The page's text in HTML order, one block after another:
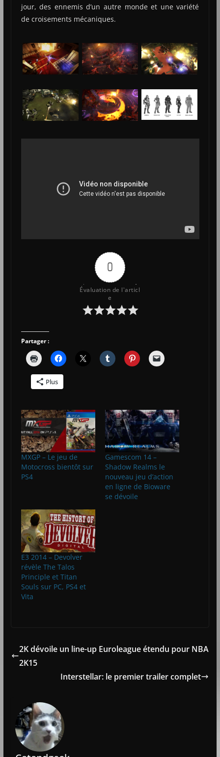
jour, des ennemis d’un autre monde et une variété
de croisements mécaniques.
0
Évaluation de l'articl
e
Partager :
Plus
MXGP – Le jeu de
Motocross bientôt sur
PS4
Gamescom 14 –
Shadow Realms le
nouveau jeu d’action
en ligne de Bioware
se dévoile
E3 2014 – Devolver
révèle The Talos
Principle et Titan
Souls sur PC, PS4 et
Vita
2K dévoile un line-up Euroleague étendu pour NBA
2K15
Interstellar: le premier trailer complet